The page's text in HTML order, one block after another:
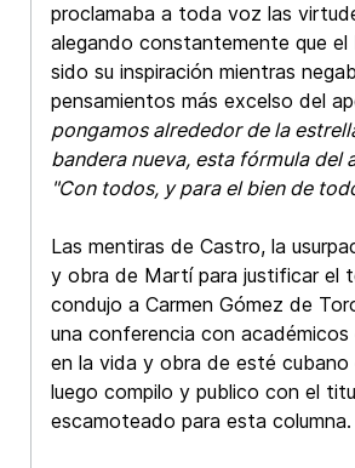
proclamaba a toda voz las
alegando constantemente que
sido su inspiración mientras
pensamientos más excelso del
pongamos alrededor de la
bandera nueva, esta fórmula del
"Con todos, y para el bien de
Las mentiras de Castro, la
y obra de Martí para justificar el
condujo a Carmen Gómez de
una conferencia con académicos
en la vida y obra de esté cubano
luego compilo y publico con el
escamoteado para esta columna.